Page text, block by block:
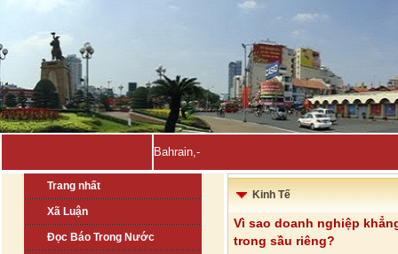
Bahrain, Kuwait tuyên bố đẩy-
Trang nhất
Xã Luận
Đọc Báo Trong Nước
Kinh Tế
Vì sao doanh nghiệp
trong sầu riêng?